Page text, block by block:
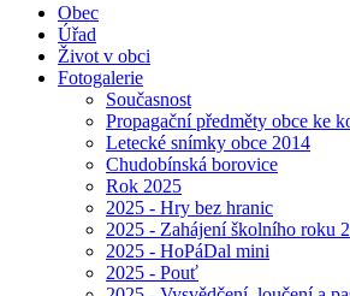
Obec
Úřad
Život v obci
Fotogalerie
Současnost
Propagační předměty obce ke
Letecké snímky obce 2014
Chudobínská borovice
Rok 2025
2025 - Hry bez hranic
2025 - Zahájení školního roku
2025 - HoPáDal mini
2025 - Pouť